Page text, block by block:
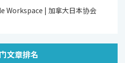
Workspace | 加拿大日本协会
文章排名